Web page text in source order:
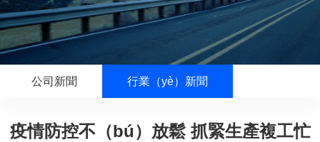
公司新聞 行業（yè）新聞
疫情防控不（bú）放鬆 抓緊生產複工忙